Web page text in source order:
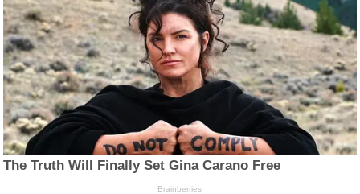
The Truth Will Finally Set Gina Carano Free
Brainberries